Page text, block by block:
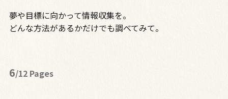
夢や目標に向かって情報収集を。
どんな方法があるかだけでも調べてみて。
6/12 Pages